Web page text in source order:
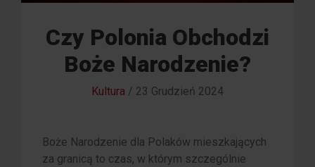
Czy Polonia Obchodzi
Boże Narodzenie?
Kultura / 23 Grudzień 2024
Boże Narodzenie dla Polaków mieszkających
za granicą to czas, w którym szczególnie